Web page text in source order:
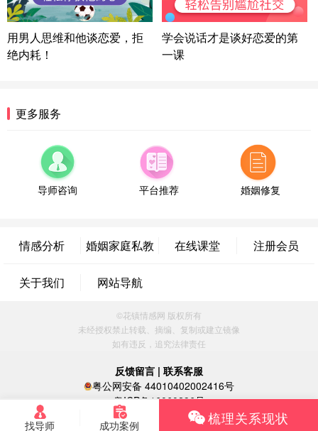
湖南-长沙 187****3359
18分钟前
微信用户 超 通过此页面咨询，已获得专属情感方案
福建-厦门 159****4462
辽宁-大连 176****2843
39分钟前
微信用户 H-孙志远-上海 通过此页面咨询，已获得专
属情感方案
江苏-苏州 188****5187
1小时前
方案
微信用户 静默 通过此页面咨询，已获得专属情感方
案
四川-重庆 157****9228
微信用户 惊鸿客 通过此页面咨询，已获得专属情感
方案
河南-郑州 182****3546
微信用户 王小鸣^ 通过此页面咨询，已获得专属情感
方案
用男人思维和他谈恋爱，拒
绝内耗！
学会说话才是谈好恋爱的第
一课
更多服务
导师咨询 平台推荐 婚姻修复
情感分析 婚姻家庭私教 在线课堂 注册会员
关于我们 网站导航
©花镇情感网 版权所有
未经授权禁止转载、摘编、复制或建立镜像
如有违反，追究法律责任
反馈留言 | 联系客服
粤公网安备 44010402002416号
粤ICP备16060296号
找导师 成功案例 梳理关系现状